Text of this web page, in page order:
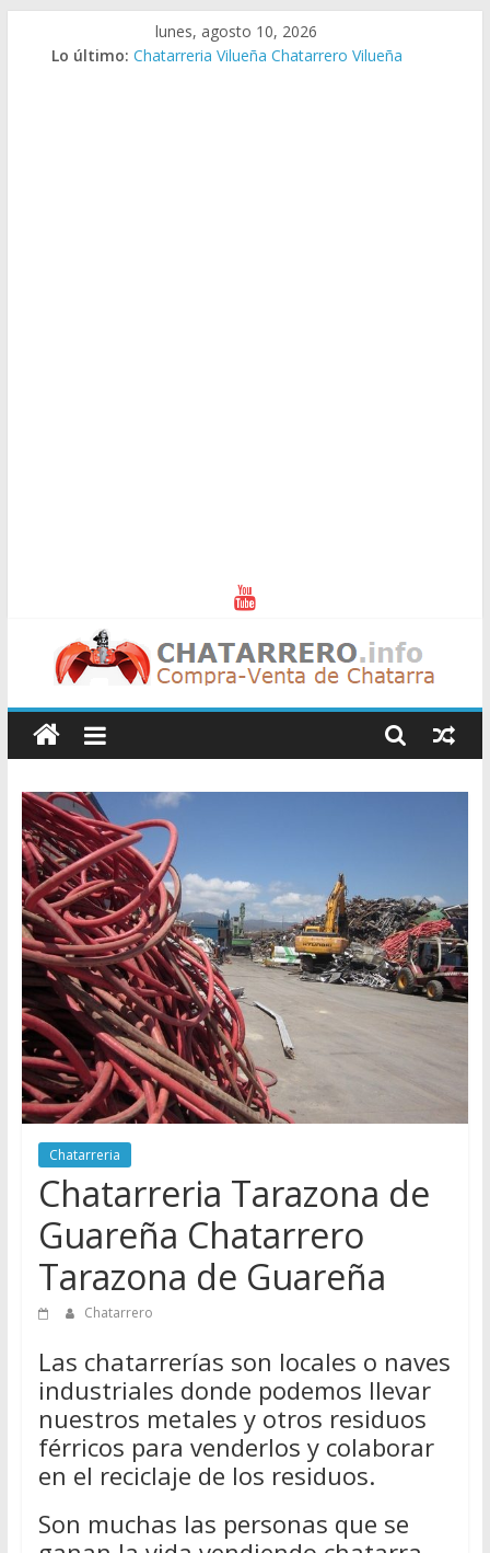
lunes, agosto 10, 2026
Lo último: Chatarreria Vilueña Chatarrero Vilueña
Chatarreros
–
Precio
de
Chatarra
Directorio
de
Chatarreros
para
vender
Chatarra
Chatarreria
Chatarreria Tarazona de
Guareña Chatarrero
Tarazona de Guareña
Chatarrero
Las chatarrerías son locales o naves
industriales donde podemos llevar
nuestros metales y otros residuos
férricos para venderlos y colaborar
en el reciclaje de los residuos.
Son muchas las personas que se